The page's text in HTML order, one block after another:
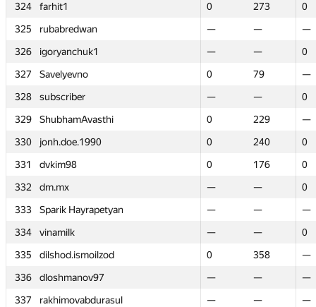
324
farhit1 0 273
0
325
rubabredwan — —
—
326
igoryanchuk1 — —
0
327
Savelyevno 0 79
—
328
subscriber — —
0
329
ShubhamAvasthi 0 229
—
330
jonh.doe.1990 0 240
0
331
dvkim98 0 176
0
332
dm.mx — —
0
333
Sparik Hayrapetyan — —
—
334
vinamilk — —
0
335
dilshod.ismoilzod 0 358
—
336
dloshmanov97 — —
—
337
rakhimovabdurasul — —
—
324
farhit1 0 273
0
325
rubabredwan — —
—
326
igoryanchuk1 — —
0
327
Savelyevno 0 79
—
328
subscriber — —
0
329
ShubhamAvasthi 0 229
—
330
jonh.doe.1990 0 240
0
331
dvkim98 0 176
0
332
dm.mx — —
0
333
Sparik Hayrapetyan — —
—
334
vinamilk — —
0
335
dilshod.ismoilzod 0 358
—
336
dloshmanov97 — —
—
337
rakhimovabdurasul — —
—